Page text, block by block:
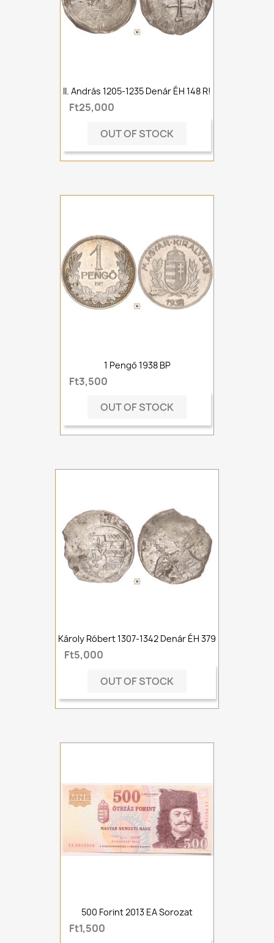
II. András 1205-1235 Denár ÉH 148 R!
Ft25,000
OUT OF STOCK
1 Pengő 1938 BP
Ft3,500
OUT OF STOCK
Károly Róbert 1307-1342 Denár ÉH 379
Ft5,000
OUT OF STOCK
500 Forint 2013 EA Sorozat
Ft1,500